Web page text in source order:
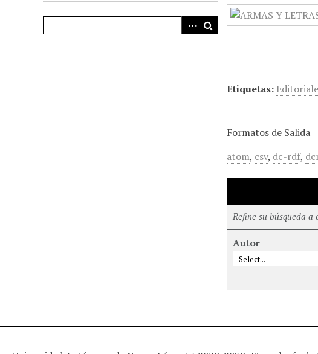
Etiquetas:
Formatos de Salida
atom, csv, dc-rdf,
Refine su búsqueda a
Autor